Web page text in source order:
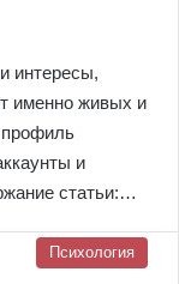
интересы,
именно живых и
и
статьи:…
Психология